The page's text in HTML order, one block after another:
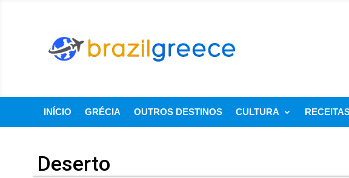
INÍCIO GRÉCIA OUTROS DESTINOS CULTURA
Deserto